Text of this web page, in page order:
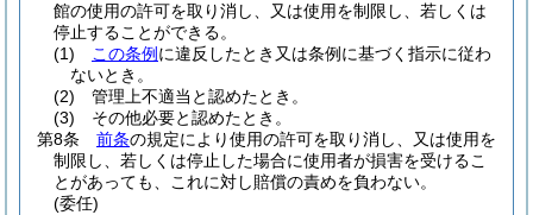
館の使用の許可を取り消し、又は使用を制限し、若しくは
停止することができる。
(1)
この条例 に違反したとき又は条例に基づく指示に従わ
ないとき。
(2)
管理上不適当と認めたとき。
(3)
その他必要と認めたとき。
第8条
前条の規定により使用の許可を取り消し、又は使用を
制限し、若しくは停止した場合に使用者が損害を受けるこ
とがあっても、これに対し賠償の責めを負わない。
(委任)